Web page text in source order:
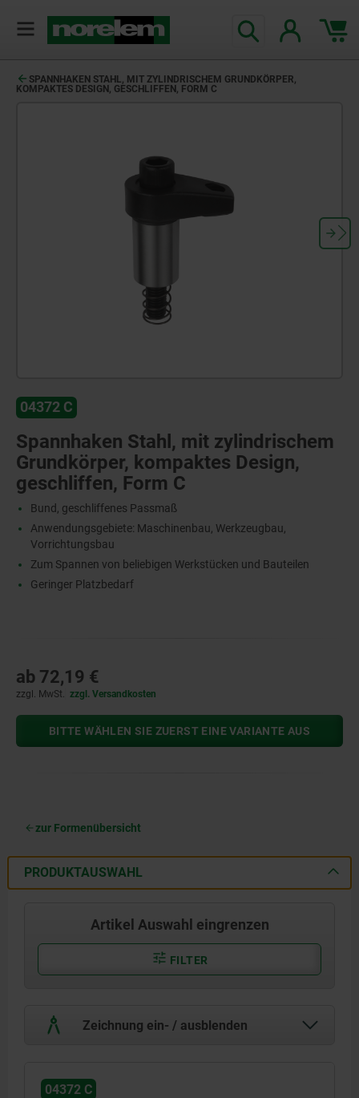
SPANNHAKEN STAHL, MIT ZYLINDRISCHEM GRUNDKÖRPER,
KOMPAKTES DESIGN, GESCHLIFFEN, FORM C
04372 C
Spannhaken Stahl, mit zylindrischem
Grundkörper, kompaktes Design,
geschliffen, Form C
Bund, geschliffenes Passmaß
Anwendungsgebiete: Maschinenbau, Werkzeugbau,
Vorrichtungsbau
Zum Spannen von beliebigen Werkstücken und Bauteilen
Geringer Platzbedarf
ab 72,19 €
zzgl. MwSt. zzgl. Versandkosten
BITTE WÄHLEN SIE ZUERST EINE VARIANTE AUS
zur Formenübersicht
PRODUKTAUSWAHL
Artikel Auswahl eingrenzen
FILTER
Zeichnung ein- / ausblenden
04372 C